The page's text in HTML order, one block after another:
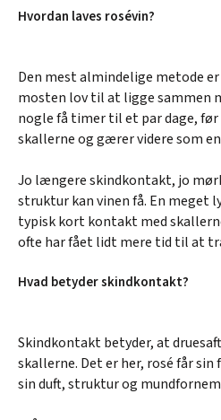
Hvordan laves rosévin?
Den mest almindelige metode
mosten lov til at ligge sammen
nogle få timer til et par dage, før
skallerne og gærer videre som
Jo længere skindkontakt, jo
struktur kan vinen få. En meget
typisk kort kontakt med
ofte har fået lidt mere tid til at
Hvad betyder skindkontakt?
Skindkontakt betyder, at
skallerne. Det er her, rosé får sin
sin duft, struktur og